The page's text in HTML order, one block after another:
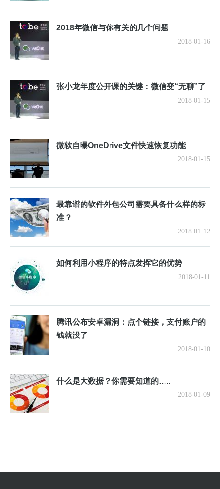
2018年微信与你有关的几个问题
2018-01-16
张小龙年度公开课的关键：微信变“无聊”了
2018-01-15
微软自曝OneDrive文件快速恢复功能
2018-01-15
最靠谱的软件外包公司需要具备什么样的标
准？
2018-01-12
如何利用小程序的特点发挥它的优势
2018-01-11
腾讯公布安卓漏洞：点个链接，支付账户的
钱就没了
2018-01-10
什么是大数据？你需要知道的…..
2018-01-09